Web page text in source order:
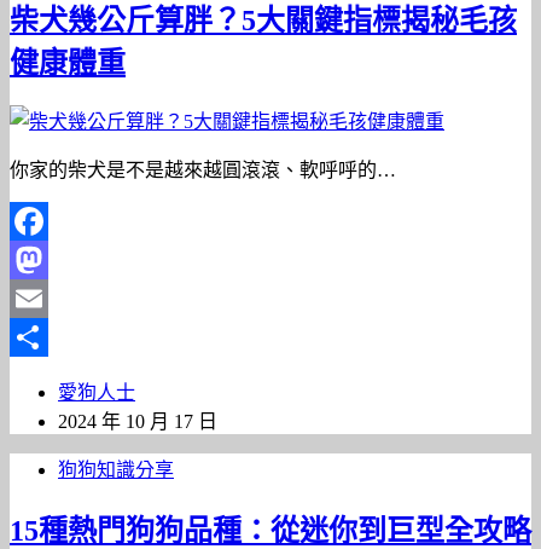
柴犬幾公斤算胖？5大關鍵指標揭秘毛孩
健康體重
你家的柴犬是不是越來越圓滾滾、軟呼呼的…
Facebook
Mastodon
Email
愛狗人士
2024 年 10 月 17 日
狗狗知識分享
15種熱門狗狗品種：從迷你到巨型全攻略